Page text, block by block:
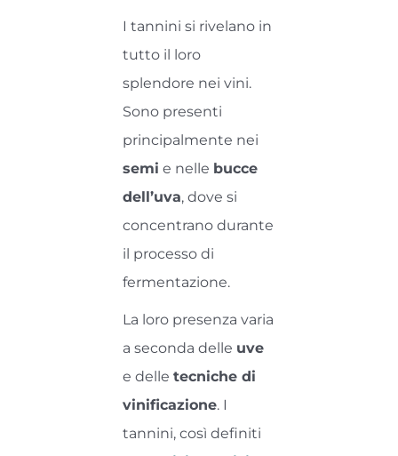
I tannini si rivelano in
tutto il loro
splendore nei vini.
Sono presenti
principalmente nei
semi e nelle bucce
dell’uva, dove si
concentrano durante
il processo di
fermentazione.
La loro presenza varia
a seconda delle uve
e delle tecniche di
vinificazione. I
tannini, così definiti